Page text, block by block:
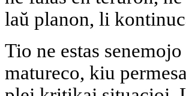
laŭ planon, li
Tio ne estas
matureco, kiu